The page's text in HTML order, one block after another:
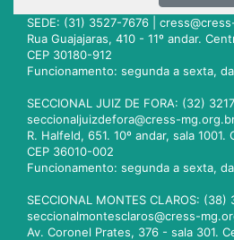
SEDE: (31) 3527-7676 |
Rua Guajajaras, 410 - 11º andar.
CEP 30180-912
Funcionamento: segunda a sexta,
SECCIONAL JUIZ DE FORA: (32)
seccionaljuizdefora@cress-
R. Halfeld, 651. 10º andar, sala
CEP 36010-002
Funcionamento: segunda a sexta,
SECCIONAL MONTES CLAROS: (38)
seccionalmontesclaros@cress-
Av. Coronel Prates, 376 - sala 301.